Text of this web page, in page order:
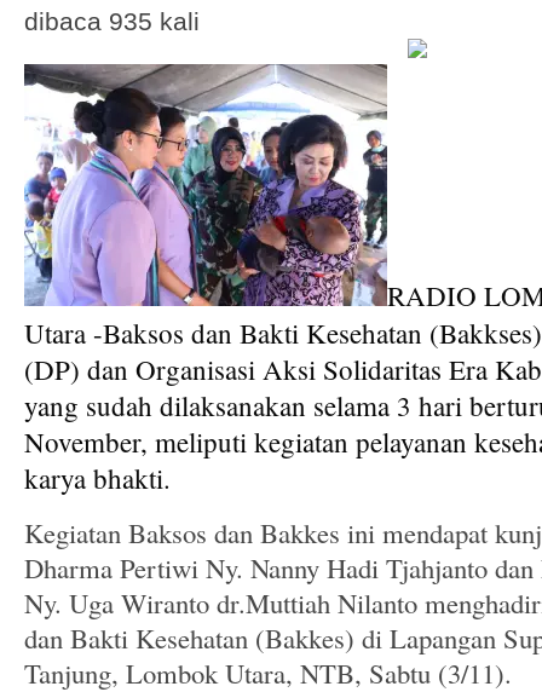
dibaca 935 kali
RADIO
Utara -Baksos dan Bakti Kesehatan
(DP) dan Organisasi Aksi Solidaritas Era
yang sudah dilaksanakan selama 3 hari
November, meliputi kegiatan pelayanan
karya bhakti.
Kegiatan Baksos dan Bakkes ini mendapat
Dharma Pertiwi Ny. Nanny Hadi Tjahjanto
Ny. Uga Wiranto dr.Muttiah Nilanto
dan Bakti Kesehatan (Bakkes) di Lapangan
Tanjung, Lombok Utara, NTB, Sabtu (3/11).